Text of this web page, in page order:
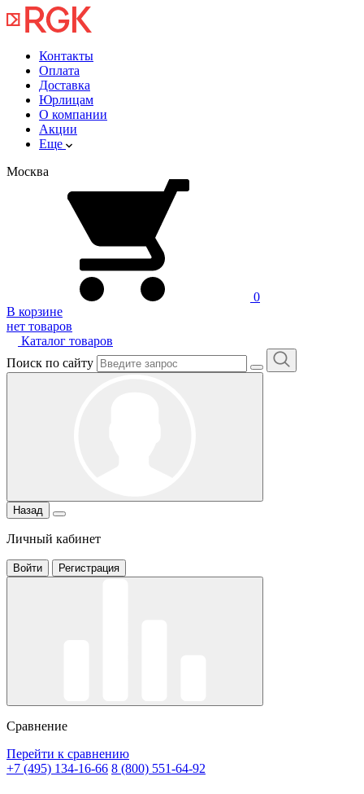
Контакты
Оплата
Доставка
Юрлицам
О компании
Акции
Еще
Москва
0
В корзине
нет товаров
Каталог товаров
Поиск по сайту
Назад
Личный кабинет
Войти Регистрация
Сравнение
Перейти к сравнению
+7 (495) 134-16-66 8 (800) 551-64-92